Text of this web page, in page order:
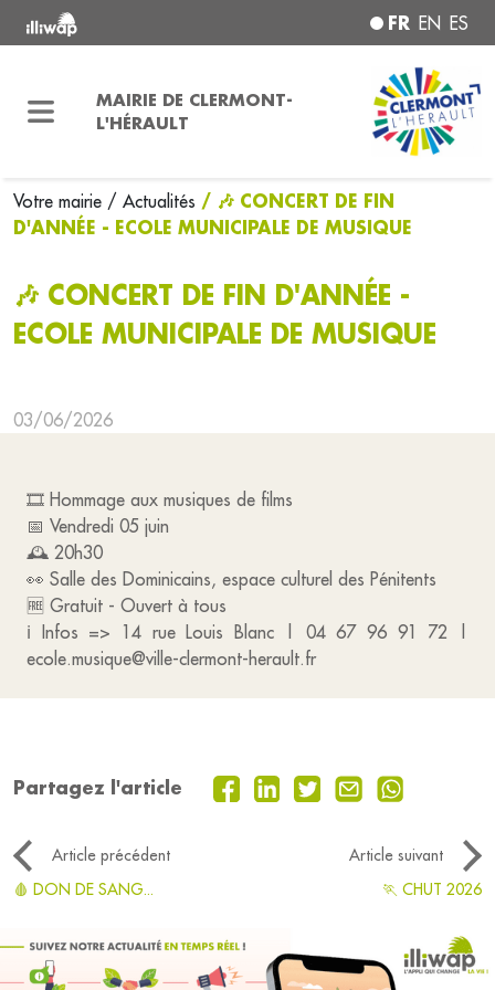
FR EN ES
MAIRIE DE CLERMONT-
L'HÉRAULT
Votre mairie / Actualités / 🎶 CONCERT DE FIN
D'ANNÉE - ECOLE MUNICIPALE DE MUSIQUE
🎶 CONCERT DE FIN D'ANNÉE -
ECOLE MUNICIPALE DE MUSIQUE
03/06/2026
🎞️ Hommage aux musiques de films
📅 Vendredi 05 juin
🕰️ 20h30
👀 Salle des Dominicains, espace culturel des Pénitents
🆓 Gratuit - Ouvert à tous
ℹ️ Infos => 14 rue Louis Blanc | 04 67 96 91 72 |
ecole.musique@ville-clermont-herault.fr
Partagez l'article
Article précédent
Article suivant
🩸 DON DE SANG...
🏃 CHUT 2026